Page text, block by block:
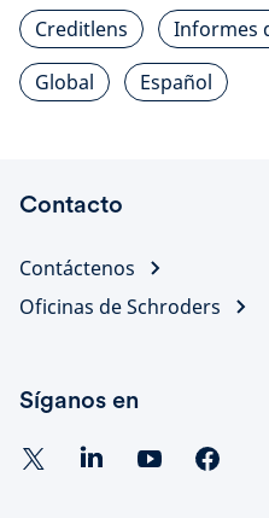
Creditlens Informes
Global
Español
Contacto
Contáctenos
Oficinas de Schroders
Síganos en